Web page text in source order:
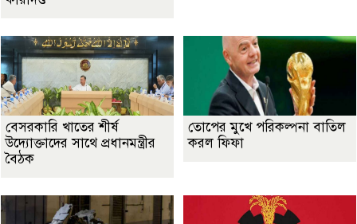
বেসরকারি খাতের শীর্ষ
উদ্যোক্তাদের সাথে প্রধানমন্ত্রীর
বৈঠক
তোপের মুখে পরিকল্পনা বাতিল
করল ফিফা